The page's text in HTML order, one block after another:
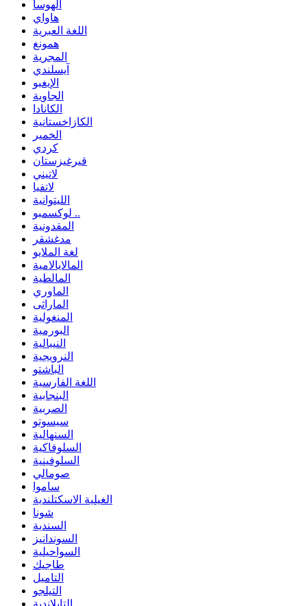
الهوسا
هاواي
اللغة العبرية
همونغ
المجرية
آيسلندي
الإيغبو
الجاوية
الكانادا
الكازاخستانية
الخمير
كردي
قيرغيزستان
لاتيني
لاتفيا
الليتوانية
لوكسمبو ..
المقدونية
مدغشقر
لغة الملايو
المالايالامية
المالطية
الماوري
الماراثى
المنغولية
البورمية
النيبالية
النرويجية
الباشتو
اللغة الفارسية
البنجابية
الصربية
سيسوتو
السنهالية
السلوفاكية
السلوفينية
صومالي
ساموا
الغيلية الاسكتلندية
شونا
السندية
السوندانيز
السواحيلية
طاجيك
التاميل
التيلجو
التايلاندية